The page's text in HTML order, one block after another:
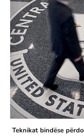
Teknikat bindëse